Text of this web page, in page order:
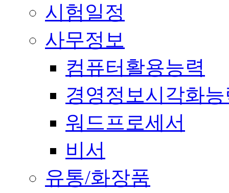
시험일정
사무정보
컴퓨터활용능력
경영정보시각화
워드프로세서
비서
유통/화장품